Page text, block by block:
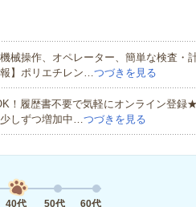
械操作、オペレーター、簡単な検査・
】ポリエチレン…つづきを見る
！履歴書不要で気軽にオンライン登録
しずつ増加中…つづきを見る
40代 50代 60代